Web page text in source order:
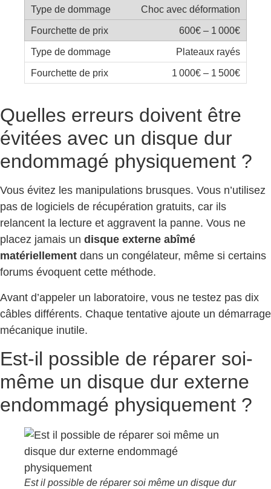
Choc avec déformation
600€ – 1 000€
Plateaux rayés
1 000€ – 1 500€
Quelles erreurs doivent être
évitées avec un disque dur
endommagé physiquement ?
Vous évitez les manipulations brusques. Vous n’utilisez
pas de logiciels de récupération gratuits, car ils
relancent la lecture et aggravent la panne. Vous ne
placez jamais un disque externe abîmé
matériellement dans un congélateur, même si certains
forums évoquent cette méthode.
Avant d’appeler un laboratoire, vous ne testez pas dix
câbles différents. Chaque tentative ajoute un démarrage
mécanique inutile.
Est-il possible de réparer soi-
même un disque dur externe
endommagé physiquement ?
Est il possible de réparer soi même un disque dur